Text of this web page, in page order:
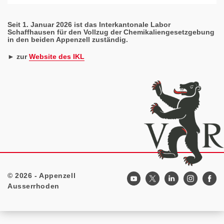
Seit 1. Januar 2026 ist das Interkantonale Labor
Schaffhausen für den Vollzug der Chemikaliengesetzgebung
in den beiden Appenzell zuständig.
► zurWebsite des IKL
Footer
© 2026 - Appenzell
Ausserrhoden